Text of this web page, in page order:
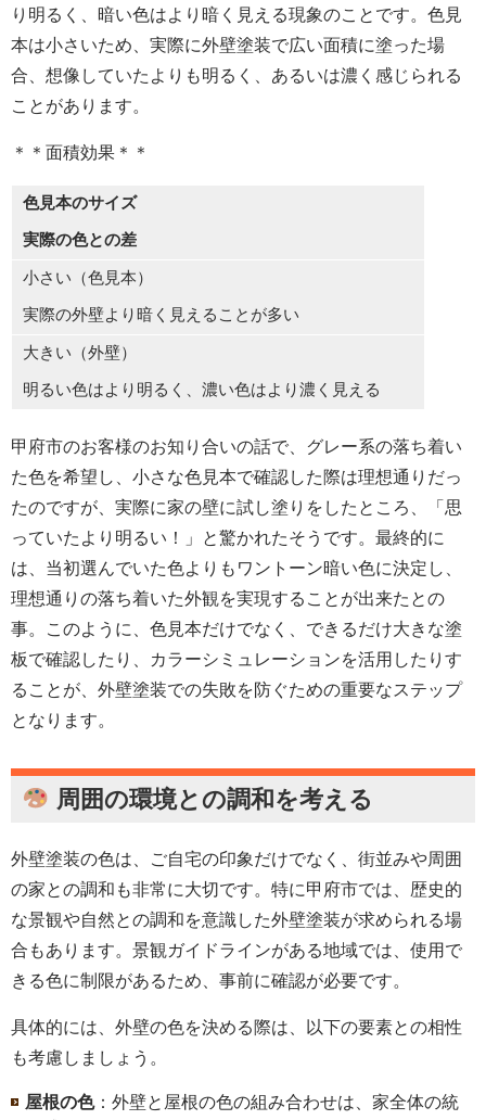
り明るく、暗い色はより暗く見える現象のことです。色見
本は小さいため、実際に外壁塗装で広い面積に塗った場
合、想像していたよりも明るく、あるいは濃く感じられる
ことがあります。
＊＊面積効果＊＊
色見本のサイズ
実際の色との差
小さい（色見本）
実際の外壁より暗く見えることが多い
大きい（外壁）
明るい色はより明るく、濃い色はより濃く見える
甲府市のお客様のお知り合いの話で、グレー系の落ち着い
た色を希望し、小さな色見本で確認した際は理想通りだっ
たのですが、実際に家の壁に試し塗りをしたところ、「思
っていたより明るい！」と驚かれたそうです。最終的に
は、当初選んでいた色よりもワントーン暗い色に決定し、
理想通りの落ち着いた外観を実現することが出来たとの
事。このように、色見本だけでなく、できるだけ大きな塗
板で確認したり、カラーシミュレーションを活用したりす
ることが、外壁塗装での失敗を防ぐための重要なステップ
となります。
周囲の環境との調和を考える
外壁塗装の色は、ご自宅の印象だけでなく、街並みや周囲
の家との調和も非常に大切です。特に甲府市では、歴史的
な景観や自然との調和を意識した外壁塗装が求められる場
合もあります。景観ガイドラインがある地域では、使用で
きる色に制限があるため、事前に確認が必要です。
具体的には、外壁の色を決める際は、以下の要素との相性
も考慮しましょう。
屋根の色：外壁と屋根の色の組み合わせは、家全体の統